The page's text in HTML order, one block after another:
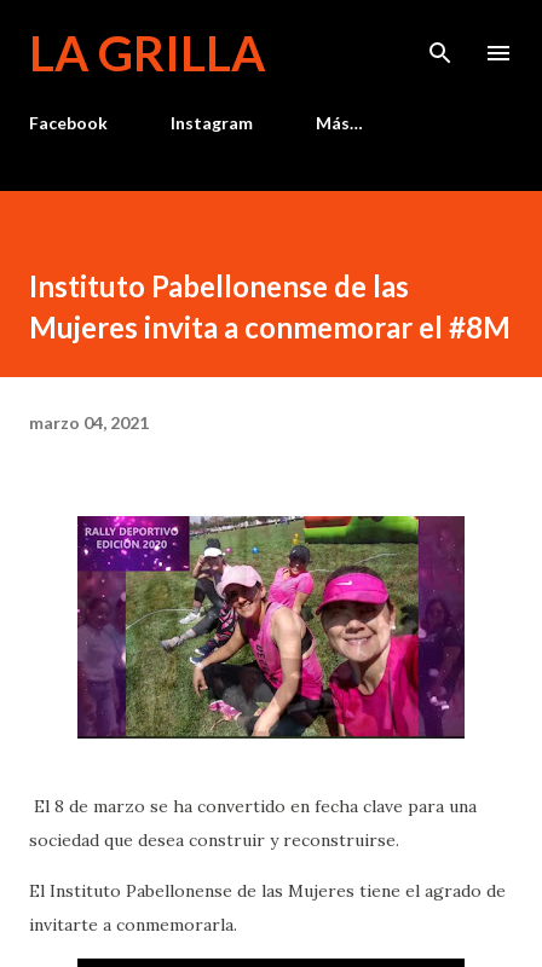
LA GRILLA
Facebook Instagram Más…
Instituto Pabellonense de las
Mujeres invita a conmemorar el #8M
marzo 04, 2021
El 8 de marzo se ha convertido en fecha clave para una
sociedad que desea construir y reconstruirse.
El Instituto Pabellonense de las Mujeres tiene el agrado de
invitarte a conmemorarla.